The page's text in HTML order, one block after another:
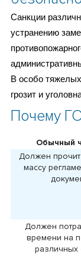
Санкции
устранению
В особо
грозит и
Почему
Обычный
Должен
массу
Должен
времени на
различных